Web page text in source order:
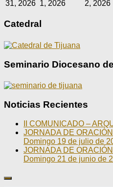
31, 2026 1, 2026
2, 2026
Catedral
Seminario Diocesano
Noticias Recientes
II COMUNICADO –
JORNADA DE
Domingo 19 de julio de
JORNADA DE
Domingo 21 de junio de